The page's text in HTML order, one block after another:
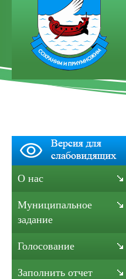
О нас
Муниципальное
задание
Голосование
Заполнить отчет